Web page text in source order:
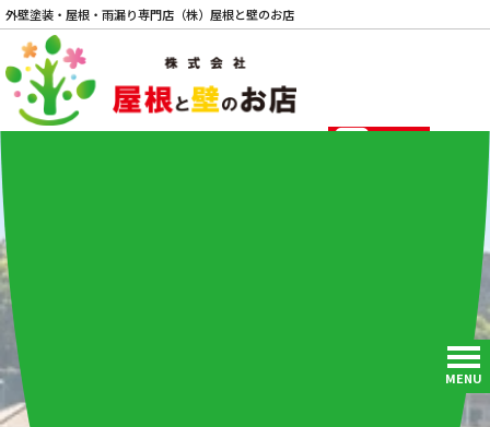
外壁塗装・屋根・雨漏り専門店（株）屋根と壁のお店
MENU